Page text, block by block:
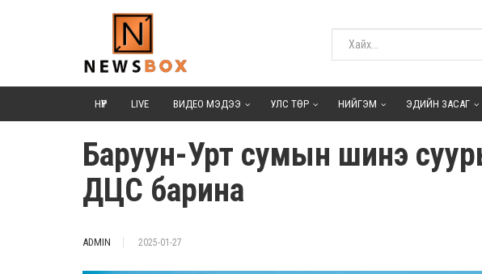
НҮҮР LIVE ВИДЕО МЭДЭЭ УЛС ТӨР НИЙГЭМ ЭДИЙН ЗАСАГ
Баруун-Урт сумын шинэ
ДЦС барина
ADMIN 2025-01-27